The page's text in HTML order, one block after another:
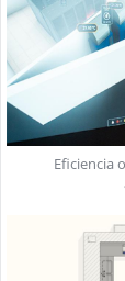
Eficiencia